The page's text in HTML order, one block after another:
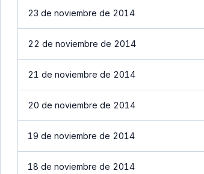
23 de noviembre de 2014
22 de noviembre de 2014
21 de noviembre de 2014
20 de noviembre de 2014
19 de noviembre de 2014
18 de noviembre de 2014